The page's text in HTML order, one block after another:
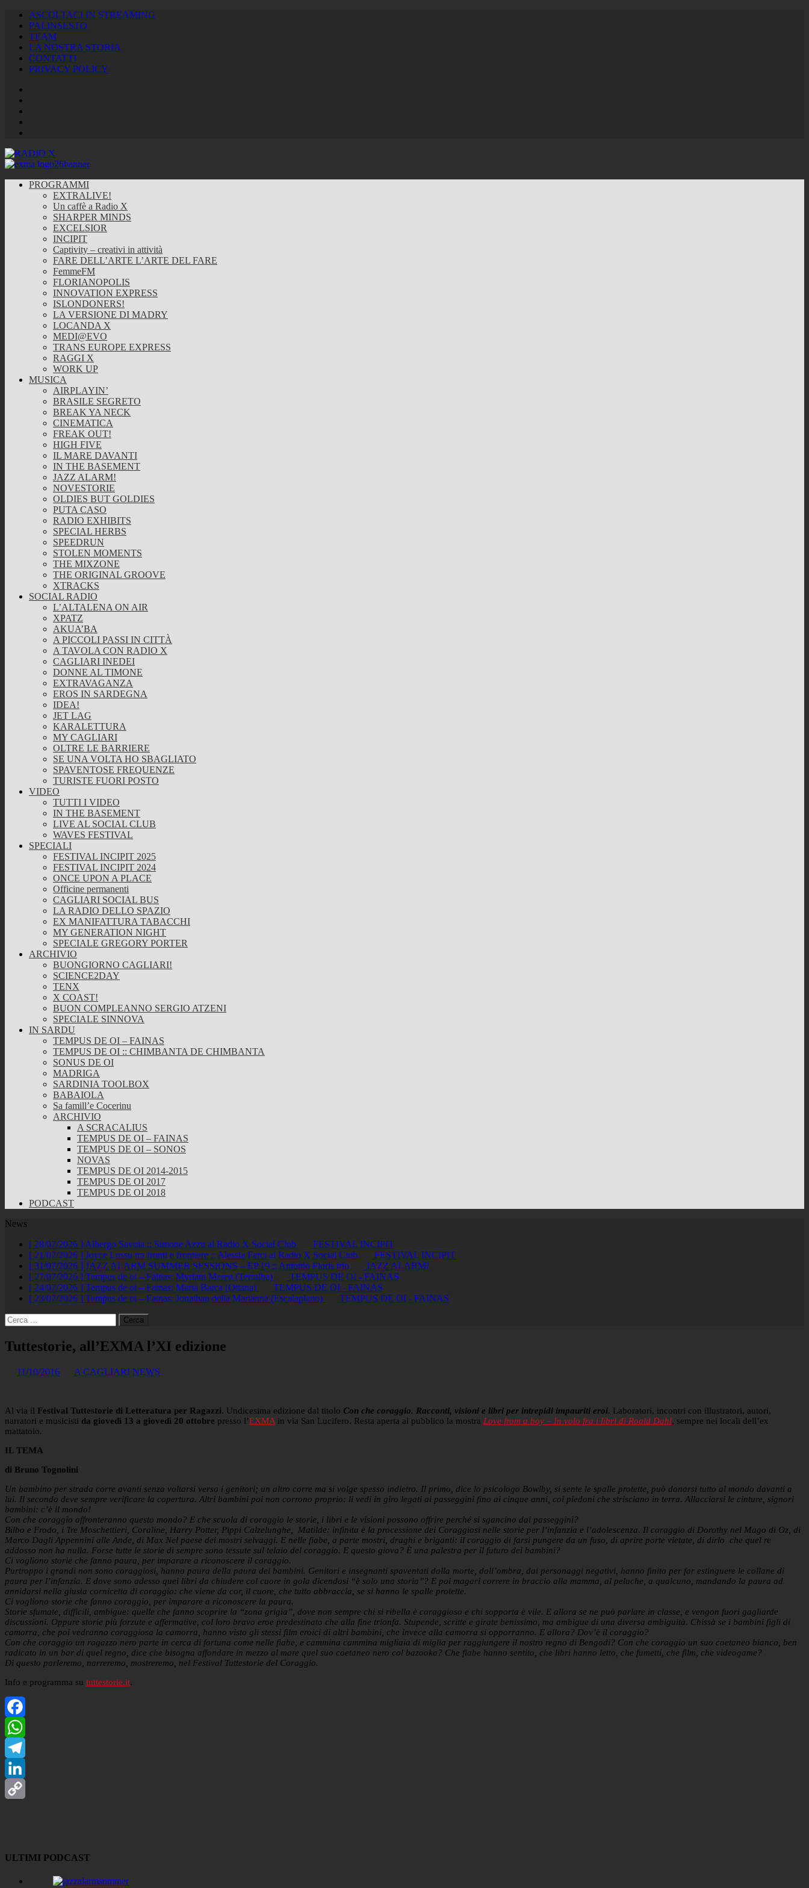
ASCOLTACI IN STREAMING
PALINSESTO
TEAM
LA NOSTRA STORIA
CONTATTI
PRIVACY POLICY
PROGRAMMI
EXTRALIVE!
Un caffè a Radio X
SHARPER MINDS
EXCELSIOR
INCIPIT
Captivity – creativi in attività
FARE DELL’ARTE L’ARTE DEL FARE
FemmeFM
FLORIANOPOLIS
INNOVATION EXPRESS
ISLONDONERS!
LA VERSIONE DI MADRY
LOCANDA X
MEDI@EVO
TRANS EUROPE EXPRESS
RAGGI X
WORK UP
MUSICA
AIRPLAYIN’
BRASILE SEGRETO
BREAK YA NECK
CINEMATICA
FREAK OUT!
HIGH FIVE
IL MARE DAVANTI
IN THE BASEMENT
JAZZ ALARM!
NOVESTORIE
OLDIES BUT GOLDIES
PUTA CASO
RADIO EXHIBITS
SPECIAL HERBS
SPEEDRUN
STOLEN MOMENTS
THE MIXZONE
THE ORIGINAL GROOVE
XTRACKS
SOCIAL RADIO
L’ALTALENA ON AIR
XPATZ
AKUA’BA
A PICCOLI PASSI IN CITTÀ
A TAVOLA CON RADIO X
CAGLIARI INEDEI
DONNE AL TIMONE
EXTRAVAGANZA
EROS IN SARDEGNA
IDEA!
JET LAG
KARALETTURA
MY CAGLIARI
OLTRE LE BARRIERE
SE UNA VOLTA HO SBAGLIATO
SPAVENTOSE FREQUENZE
TURISTE FUORI POSTO
VIDEO
TUTTI I VIDEO
IN THE BASEMENT
LIVE AL SOCIAL CLUB
WAVES FESTIVAL
SPECIALI
FESTIVAL INCIPIT 2025
FESTIVAL INCIPIT 2024
ONCE UPON A PLACE
Officine permanenti
CAGLIARI SOCIAL BUS
LA RADIO DELLO SPAZIO
EX MANIFATTURA TABACCHI
MY GENERATION NIGHT
SPECIALE GREGORY PORTER
ARCHIVIO
BUONGIORNO CAGLIARI!
SCIENCE2DAY
TENX
X COAST!
BUON COMPLEANNO SERGIO ATZENI
SPECIALE SINNOVA
IN SARDU
TEMPUS DE OI – FAINAS
TEMPUS DE OI :: CHIMBANTA DE CHIMBANTA
SONUS DE OI
MADRIGA
SARDINIA TOOLBOX
BABAIOLA
Sa famill’e Cocerinu
ARCHIVIO
A SCRACALIUS
TEMPUS DE OI – FAINAS
TEMPUS DE OI – SONOS
NOVAS
TEMPUS DE OI 2014-2015
TEMPUS DE OI 2017
TEMPUS DE OI 2018
PODCAST
News
[ 28/07/2026 ] Albergo Savoia :: Simone Azzu al Radio X Social Club
FESTIVAL INCIPIT
[ 21/07/2026 ] Joyce Lussu tra fronti e frontiere :: Alessia Farci al Radio X Social Club
FESTIVAL INCIPIT
[ 31/07/2026 ] JAZZ ALARM SUMMER SESSIONS – EP.19 :: Antonio Floris trio
JAZZ ALARM!
[ 27/07/2026 ] Tempus de oi – Fainas: Myriam Mereu (Terralba)
TEMPUS DE OI - FAINAS
[ 24/07/2026 ] Tempus de oi – Fainas: Maria Barca (Ottana)
TEMPUS DE OI - FAINAS
[ 23/07/2026 ] Tempus de oi – Fainas: Jonathan della Marianna (Escalaplano)
TEMPUS DE OI - FAINAS
Ricerca
per:
Tuttestorie, all’EXMA l’XI edizione
11/10/2016 A CAGLIARI NEWS
Al via il Festival Tuttestorie di Letteratura per Ragazzi. Undicesima edizione dal titolo Con che coraggio. Racconti, visioni e libri per intrepidi impauriti eroi. Laboratori, incontri con illustratori, autori,
narratori e musicisti da giovedì 13 a giovedì 20 ottobre presso l’EXMA in via San Lucifero. Resta aperta al pubblico la mostra Love from a boy – In volo fra i libri di Roald Dahl, sempre nei locali dell’ex
mattatoio.
IL TEMA
di Bruno Tognolini
Un bambino per strada corre avanti senza voltarsi verso i genitori; un altro corre ma si volge spesso indietro. Il primo, dice lo psicologo Bowlby, si sente le spalle protette, può donarsi tutto al mondo davanti a
lui. Il secondo deve sempre verificare la copertura. Altri bambini poi non corrono proprio: li vedi in giro legati ai passeggini fino ai cinque anni, coi piedoni che strisciano in terra. Allacciarsi le cinture, signori
bambini: c’è il mondo!
Con che coraggio affronteranno questo mondo? E che scuola di coraggio le storie, i libri e le visioni possono offrire perché si sgancino dai passeggini?
Bilbo e Frodo, i Tre Moschettieri, Coraline, Harry Potter, Pippi Calzelunghe, Matilde: infinita è la processione dei Coraggiosi nelle storie per l’infanzia e l’adolescenza. Il coraggio di Dorothy nel Mago di Oz, di
Marco Dagli Appennini alle Ande, di Max Nel paese dei mostri selvaggi. E nelle fiabe, a parte mostri, draghi e briganti: il coraggio di farsi pungere da un fuso, di aprire porte vietate, di dirlo che quel re
addosso non ha nulla. Forse tutte le storie di sempre sono tessute sul telaio del coraggio. E questo giova? È una palestra per il futuro dei bambini?
Ci vogliono storie che fanno paura, per imparare a riconoscere il coraggio.
Purtroppo i grandi non sono coraggiosi, hanno paura della paura dei bambini. Genitori e insegnanti spaventati dalla morte, dall’ombra, dai personaggi negativi, hanno finito per far estinguere le collane di
paura per l’infanzia. E dove sono adesso quei libri da chiudere col cuore in gola dicendosi “è solo una storia”? E poi magari correre in braccio alla mamma, al peluche, a qualcuno, mandando la paura ad
annidarsi nella giusta cornicetta di coraggio: che viene da cor, il cuore, che tutto abbraccia, se si hanno le spalle protette.
Ci vogliono storie che fanno coraggio, per imparare a riconoscere la paura.
Storie sfumate, difficili, ambigue: quelle che fanno scoprire la “zona grigia”, dove non sempre chi si ribella è coraggioso e chi sopporta è vile. E allora se ne può parlare in classe, e vengon fuori gagliarde
discussioni. Oppure storie più forzute e affermative, col loro bravo eroe predestinato che alla fine trionfa. Stupende, scritte e girate benissimo, ma ambigue di una diversa ambiguità. Chissà se i bambini figli di
camorra, che poi vedranno coraggiosa la camorra, hanno visto gli stessi film eroici di altri bambini, che invece alla camorra si opporranno. E allora? Dov’è il coraggio?
Con che coraggio un ragazzo nero parte in cerca di fortuna come nelle fiabe, e cammina cammina migliaia di miglia per raggiungere il nostro regno di Bengodi? Con che coraggio un suo coetaneo bianco, ben
radicato in un bar di quel regno, dice che bisogna affondare in mezzo al mare quel suo coetaneo nero col bazooka? Che fiabe hanno sentito, che libri hanno letto, che fumetti, che film, che videogame?
Di questo parleremo, narreremo, mostreremo, nel Festival Tuttestorie del Coraggio.
Info e programma su tuttestorie.it.
Facebook
WhatsApp
Telegram
LinkedIn
ULTIMI PODCAST